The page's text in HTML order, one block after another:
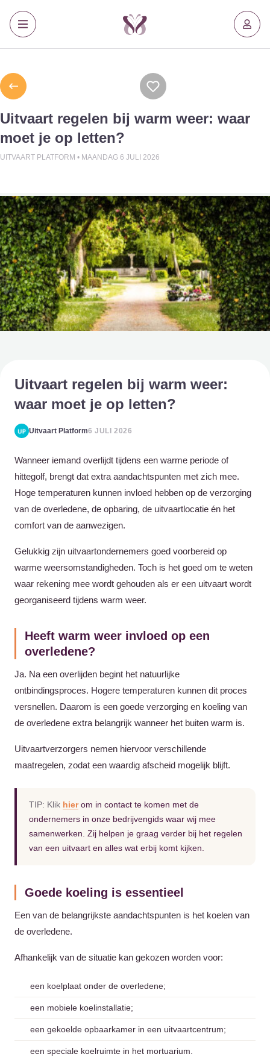
Uitvaart regelen bij warm weer: waar
moet je op letten?
UITVAART PLATFORM • MAANDAG 6 JULI 2026
Uitvaart regelen bij warm weer:
waar moet je op letten?
Uitvaart Platform6 JULI 2026
Wanneer iemand overlijdt tijdens een warme periode of
hittegolf, brengt dat extra aandachtspunten met zich mee.
Hoge temperaturen kunnen invloed hebben op de verzorging
van de overledene, de opbaring, de uitvaartlocatie én het
comfort van de aanwezigen.
Gelukkig zijn uitvaartondernemers goed voorbereid op
warme weersomstandigheden. Toch is het goed om te weten
waar rekening mee wordt gehouden als er een uitvaart wordt
georganiseerd tijdens warm weer.
Heeft warm weer invloed op een
overledene?
Ja. Na een overlijden begint het natuurlijke
ontbindingsproces. Hogere temperaturen kunnen dit proces
versnellen. Daarom is een goede verzorging en koeling van
de overledene extra belangrijk wanneer het buiten warm is.
Uitvaartverzorgers nemen hiervoor verschillende
maatregelen, zodat een waardig afscheid mogelijk blijft.
TIP: Klik hierom in contact te komen met de
ondernemers in onze bedrijvengids waar wij mee
samenwerken. Zij helpen je graag verder bij het regelen
van een uitvaart en alles wat erbij komt kijken.
Goede koeling is essentieel
Een van de belangrijkste aandachtspunten is het koelen van
de overledene.
Afhankelijk van de situatie kan gekozen worden voor:
een koelplaat onder de overledene;
een mobiele koelinstallatie;
een gekoelde opbaarkamer in een uitvaartcentrum;
een speciale koelruimte in het mortuarium.